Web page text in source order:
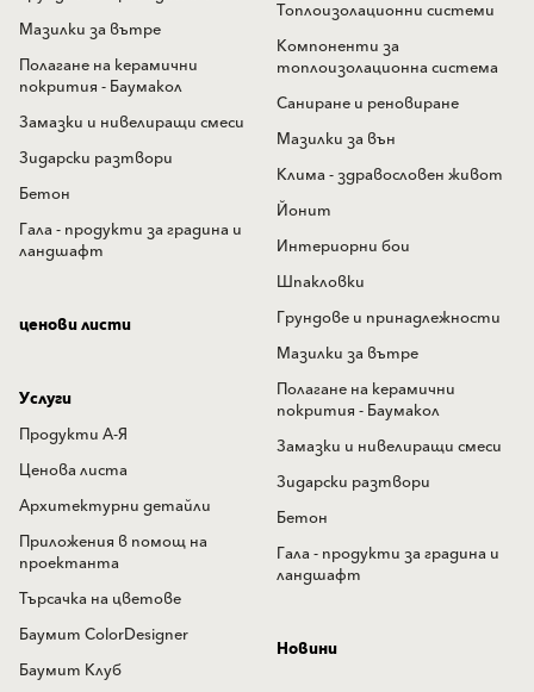
Мазилки за вътре
Полагане на керамични
покрития - Баумакол
Замазки и нивелиращи смеси
Зидарски разтвори
Бетон
Гала - продукти за градина и
ландшафт
Топлоизолационни системи
Компоненти за
топлоизолационна система
Саниране и реновиране
Мазилки за вън
Клима - здравословен живот
Йонит
Интериорни бои
Шпакловки
Грундове и принадлежности
Мазилки за вътре
Полагане на керамични
покрития - Баумакол
Замазки и нивелиращи смеси
Зидарски разтвори
Бетон
Гала - продукти за градина и
ландшафт
ценови листи
Услуги
Продукти А-Я
Ценова листа
Архитектурни детайли
Приложения в помощ на
проектанта
Търсачка на цветове
Баумит ColorDesigner
Баумит Клуб
Новини